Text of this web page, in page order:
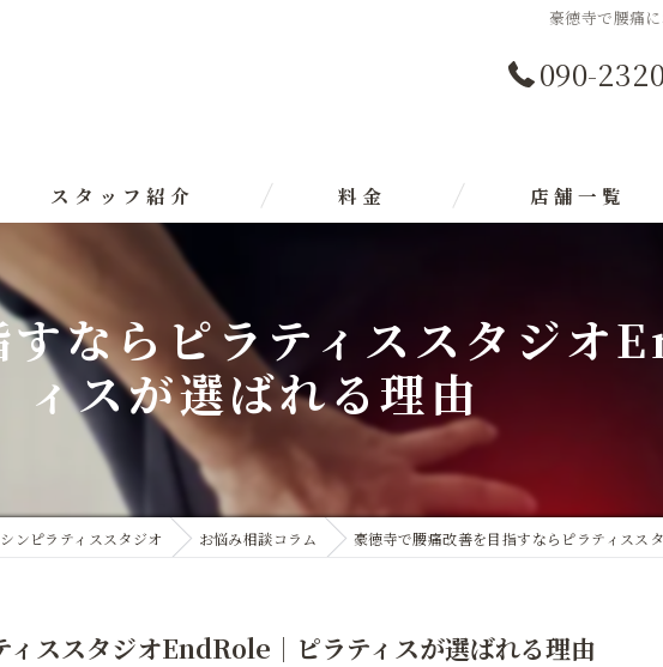
豪徳寺で腰痛
090-
スタッフ紹介 料金 店舗一覧
【相模大野店】
ならピラティススタジオ
ィスが選ばれる理由
ンピラティススタジオ お悩み相談コラム 豪徳寺で腰痛改善を目指すならピラティスス
ススタジオEndRole｜ピラティスが選ばれる理由